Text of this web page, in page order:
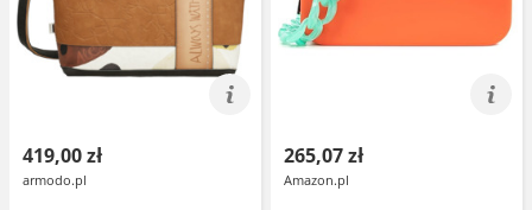
419,00 zł
armodo.pl
265,07 zł
Amazon.pl